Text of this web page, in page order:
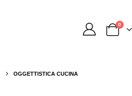
0
OGGETTISTICA CUCINA